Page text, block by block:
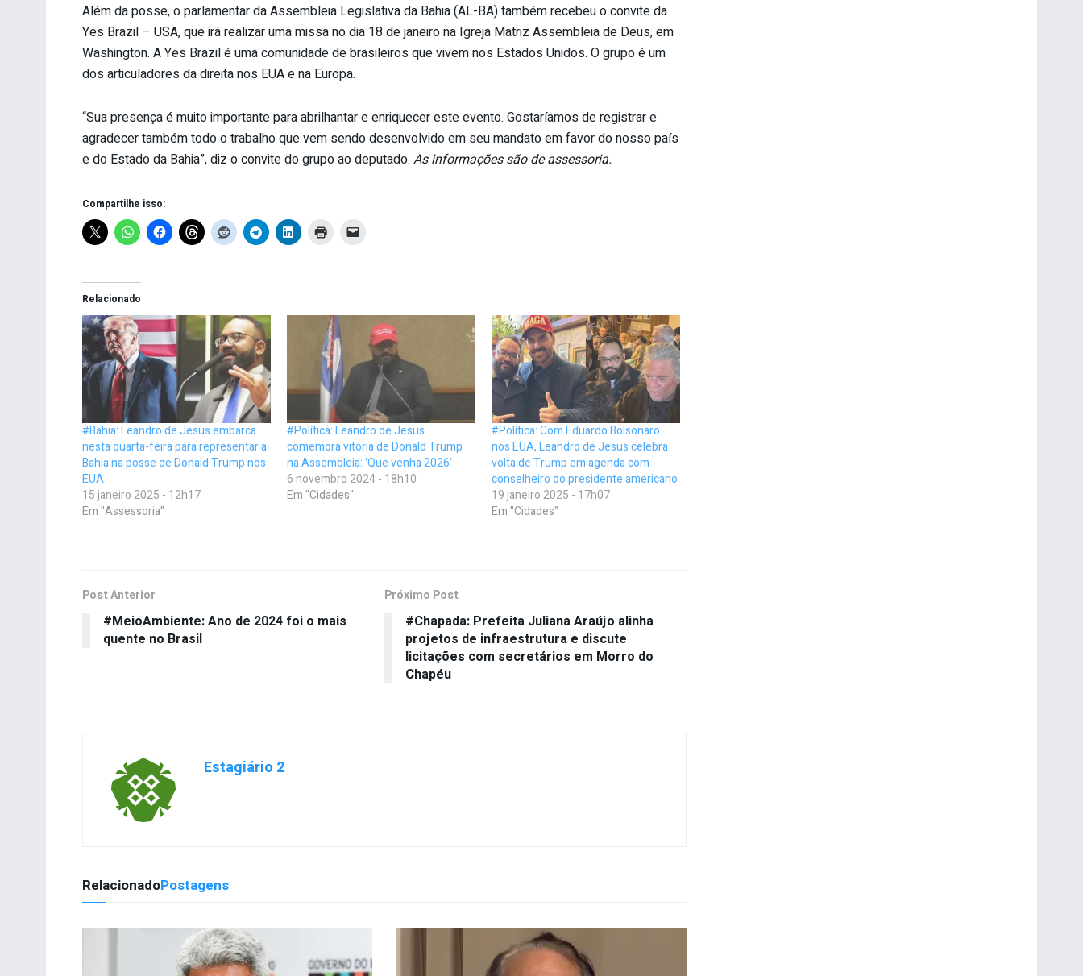
Além da posse, o parlamentar da Assembleia Legislativa da Bahia (AL-BA) também recebeu o convite da
Yes Brazil – USA, que irá realizar uma missa no dia 18 de janeiro na Igreja Matriz Assembleia de Deus, em
Washington. A Yes Brazil é uma comunidade de brasileiros que vivem nos Estados Unidos. O grupo é um
dos articuladores da direita nos EUA e na Europa.
“Sua presença é muito importante para abrilhantar e enriquecer este evento. Gostaríamos de registrar e
agradecer também todo o trabalho que vem sendo desenvolvido em seu mandato em favor do nosso país
e do Estado da Bahia”, diz o convite do grupo ao deputado. As informações são de assessoria.
Compartilhe isso:
Relacionado
#Bahia: Leandro de Jesus embarca
nesta quarta-feira para representar a
Bahia na posse de Donald Trump nos
EUA
15 janeiro 2025 - 12h17
Em "Assessoria"
#Política: Leandro de Jesus
comemora vitória de Donald Trump
na Assembleia: ‘Que venha 2026’
6 novembro 2024 - 18h10
Em "Cidades"
#Política: Com Eduardo Bolsonaro
nos EUA, Leandro de Jesus celebra
volta de Trump em agenda com
conselheiro do presidente americano
19 janeiro 2025 - 17h07
Em "Cidades"
Post Anterior
#MeioAmbiente: Ano de 2024 foi o mais
quente no Brasil
Próximo Post
#Chapada: Prefeita Juliana Araújo alinha
projetos de infraestrutura e discute
licitações com secretários em Morro do
Chapéu
Estagiário 2
RelacionadoPostagens